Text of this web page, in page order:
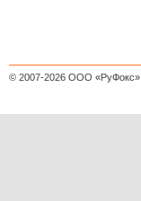
© 2007-2026 ООО «РуФокс»